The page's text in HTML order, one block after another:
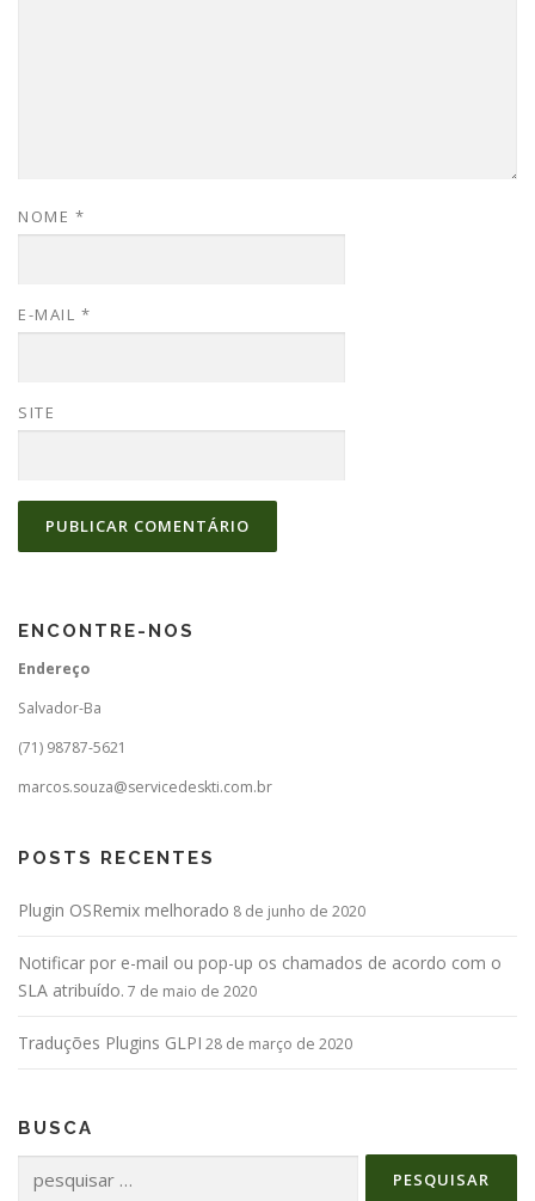
NOME *
E-MAIL *
SITE
ENCONTRE-NOS
Endereço
Salvador-Ba
(71) 98787-5621
marcos.souza@servicedeskti.com.br
POSTS RECENTES
Plugin OSRemix melhorado 8 de junho de 2020
Notificar por e-mail ou pop-up os chamados de acordo com o
SLA atribuído. 7 de maio de 2020
Traduções Plugins GLPI 28 de março de 2020
BUSCA
por: